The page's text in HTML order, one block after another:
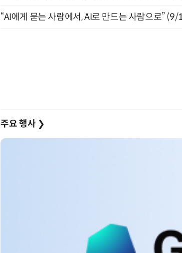
“AI에게 묻는 사람에서, AI로 만드는 사람으로”
주요 행사 ❯